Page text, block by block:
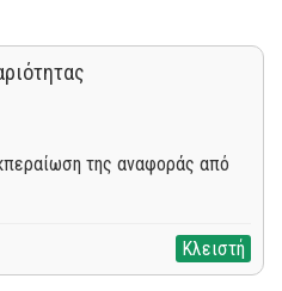
της αναφοράς από
Κλειστή